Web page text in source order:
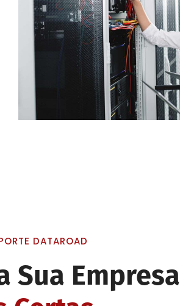
DATAROAD
Sua Empresa